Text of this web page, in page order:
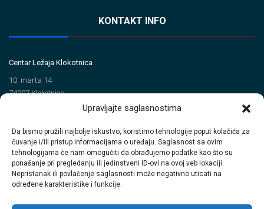
Upravljajte saglasnostima
Da bismo pružili najbolje iskustvo, koristimo tehnologije poput kolačića za
čuvanje i/ili pristup informacijama o uređaju. Saglasnost sa ovim
tehnologijama će nam omogućiti da obrađujemo podatke kao što su
ponašanje pri pregledanju ili jedinstveni ID-ovi na ovoj veb lokaciji.
Nepristanak ili povlačenje saglasnosti može negativno uticati na
određene karakteristike i funkcije.
KONTAKT INFO
Centar Ležaja Klokotnica
10. marta 14
74207 Klokotnica
+387 35 720 560 (Tel)
+387 35 720 414 (Fax)
Email
info@clkinterpromet.com